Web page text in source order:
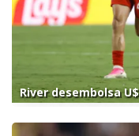
River desembolsa